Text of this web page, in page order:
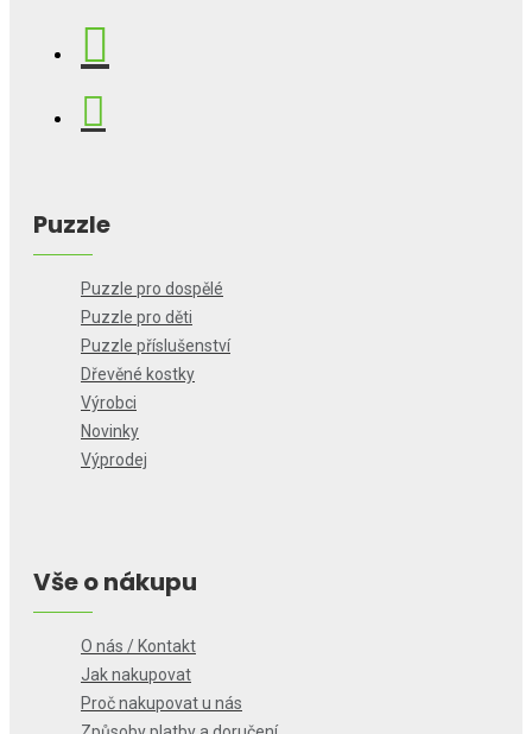
Puzzle
Puzzle pro dospělé
Puzzle pro děti
Puzzle příslušenství
Dřevěné kostky
Výrobci
Novinky
Výprodej
Vše o nákupu
O nás / Kontakt
Jak nakupovat
Proč nakupovat u nás